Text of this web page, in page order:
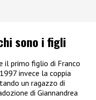
sono i figli
il primo figlio di Franco
invece la coppia
un ragazzo di
di Giannandrea